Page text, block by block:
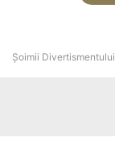
Şoimii Divertismentului